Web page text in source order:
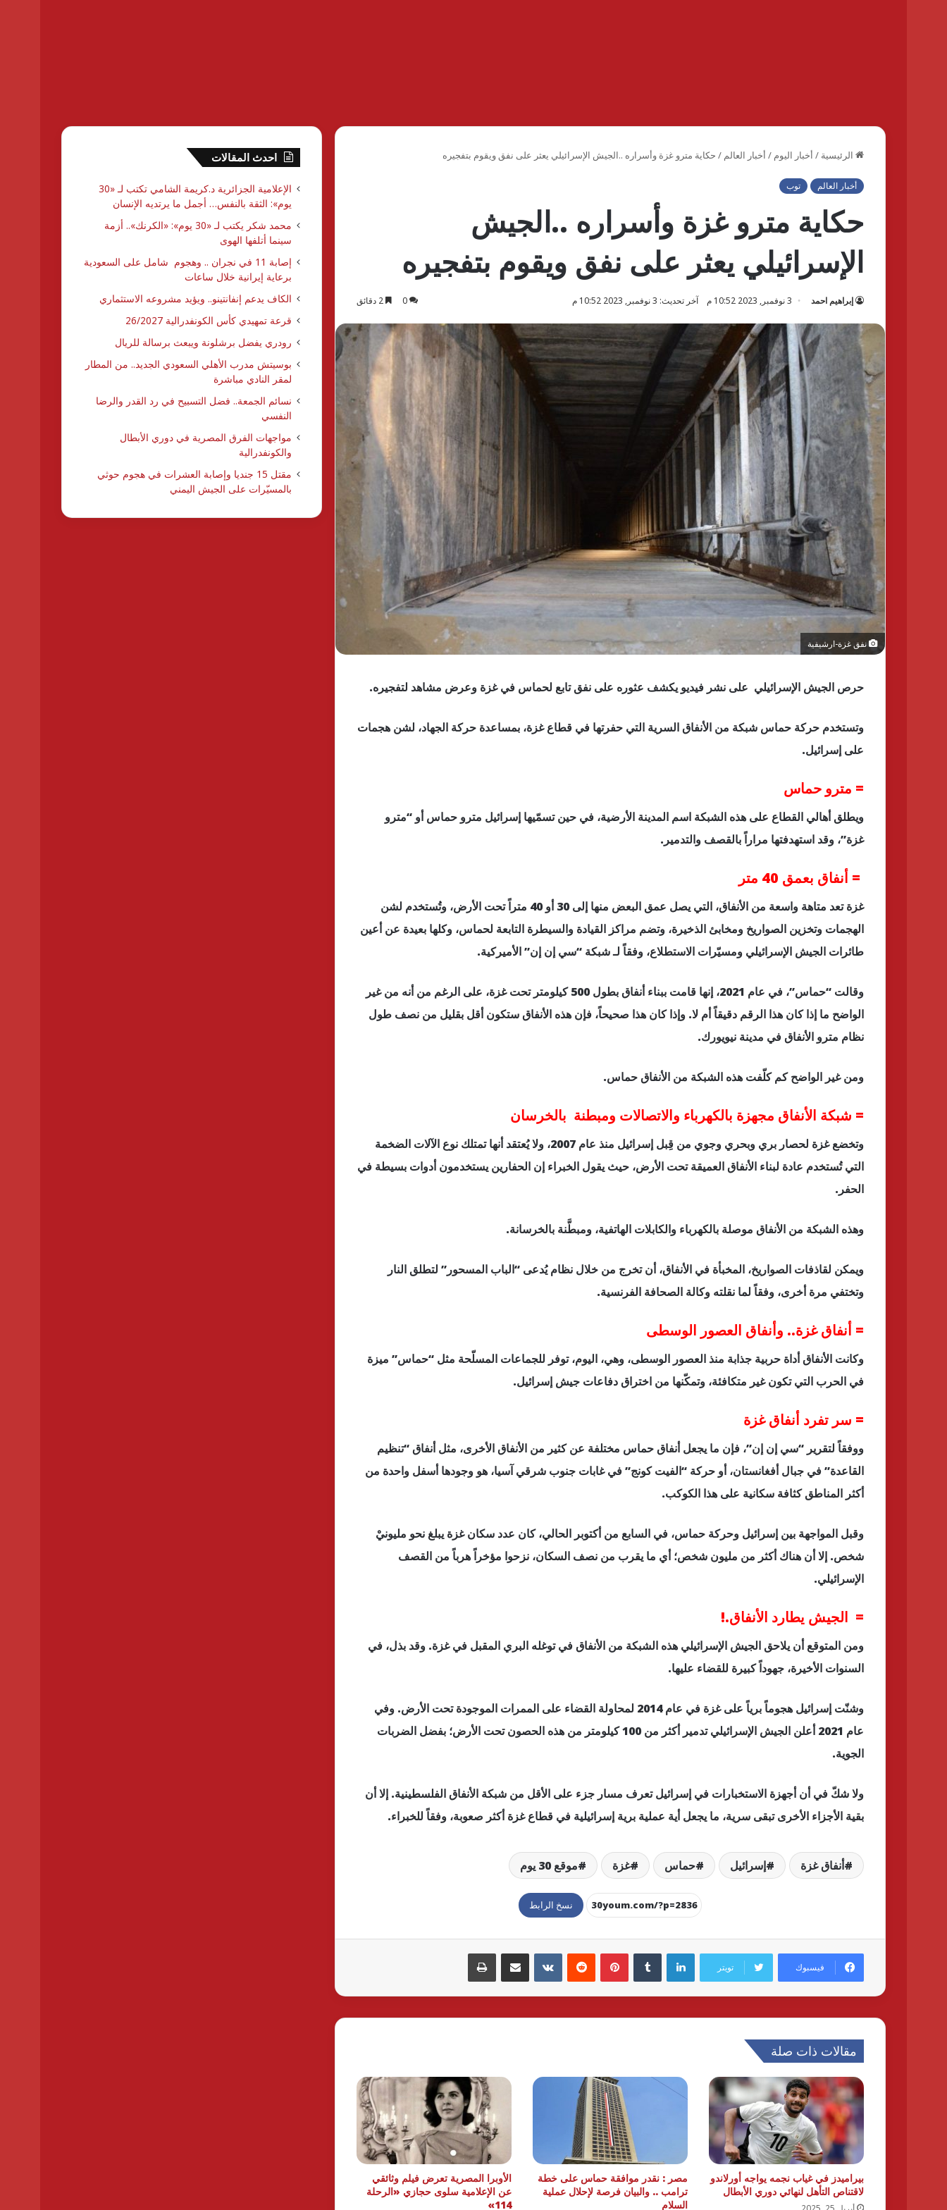
الرئيسية / أخبار اليوم / أخبار العالم / حكاية مترو غزة وأسراره ..الجيش الإسرائيلي يعثر على نفق ويقوم بتفجيره
أخبار العالم توب
حكاية مترو غزة وأسراره ..الجيش
الإسرائيلي يعثر على نفق ويقوم بتفجيره
إبراهيم احمد 3 نوفمبر, 2023 10:52 م آخر تحديث: 3 نوفمبر, 2023 10:52 م 0
نفق غزة-ارشيفية
حرص الجيش الإسرائيلي على نشر فيديو يكشف عثوره على نفق تابع لحماس في غزة وعرض مشاهد لتفجيره.
وتستخدم حركة حماس شبكة من الأنفاق السرية التي حفرتها في قطاع غزة، بمساعدة حركة الجهاد، لشن هجمات
على إسرائيل.
= مترو حماس
ويطلق أهالي القطاع على هذه الشبكة اسم المدينة الأرضية، في حين تسمّيها إسرائيل مترو حماس أو “مترو
غزة”، وقد استهدفتها مراراً بالقصف والتدمير.
= أنفاق بعمق 40 متر
غزة تعد متاهة واسعة من الأنفاق، التي يصل عمق البعض منها إلى 30 أو 40 متراً تحت الأرض، وتُستخدم لشن
الهجمات وتخزين الصواريخ ومخابئ الذخيرة، وتضم مراكز القيادة والسيطرة التابعة لحماس، وكلها بعيدة عن أعين
طائرات الجيش الإسرائيلي ومسيّرات الاستطلاع، وفقاً لـ شبكة “سي إن إن” الأميركية.
وقالت “حماس”، في عام 2021، إنها قامت ببناء أنفاق بطول 500 كيلومتر تحت غزة، على الرغم من أنه من غير
الواضح ما إذا كان هذا الرقم دقيقاً أم لا. وإذا كان هذا صحيحاً، فإن هذه الأنفاق ستكون أقل بقليل من نصف طول
نظام مترو الأنفاق في مدينة نيويورك.
ومن غير الواضح كم كلّفت هذه الشبكة من الأنفاق حماس.
= شبكة الأنفاق مجهزة بالكهرباء والاتصالات ومبطنة بالخرسان
وتخضع غزة لحصار بري وبحري وجوي من قِبل إسرائيل منذ عام 2007، ولا يُعتقد أنها تمتلك نوع الآلات الضخمة
التي تُستخدم عادة لبناء الأنفاق العميقة تحت الأرض، حيث يقول الخبراء إن الحفارين يستخدمون أدوات بسيطة في
الحفر.
وهذه الشبكة من الأنفاق موصلة بالكهرباء والكابلات الهاتفية، ومبطَّنة بالخرسانة.
ويمكن لقاذفات الصواريخ، المخبأة في الأنفاق، أن تخرج من خلال نظام يُدعى “الباب المسحور” لتطلق النار
وتختفي مرة أخرى، وفقاً لما نقلته وكالة الصحافة الفرنسية.
= أنفاق غزة.. وأنفاق العصور الوسطى
وكانت الأنفاق أداة حربية جذابة منذ العصور الوسطى، وهي، اليوم، توفر للجماعات المسلّحة مثل “حماس” ميزة
في الحرب التي تكون غير متكافئة، وتمكّنها من اختراق دفاعات جيش إسرائيل.
= سر تفرد أنفاق غزة
ووفقاً لتقرير “سي إن إن”، فإن ما يجعل أنفاق حماس مختلفة عن كثير من الأنفاق الأخرى، مثل أنفاق “تنظيم
القاعدة” في جبال أفغانستان، أو حركة “الفيت كونج” في غابات جنوب شرقي آسيا، هو وجودها أسفل واحدة من
أكثر المناطق كثافة سكانية على هذا الكوكب.
وقبل المواجهة بين إسرائيل وحركة حماس، في السابع من أكتوبر الحالي، كان عدد سكان غزة يبلغ نحو مليونيْ
شخص. إلا أن هناك أكثر من مليون شخص؛ أي ما يقرب من نصف السكان، نزحوا مؤخراً هرباً من القصف
الإسرائيلي.
= الجيش يطارد الأنفاق.!
ومن المتوقع أن يلاحق الجيش الإسرائيلي هذه الشبكة من الأنفاق في توغله البري المقبل في غزة. وقد بذل، في
السنوات الأخيرة، جهوداً كبيرة للقضاء عليها.
وشنّت إسرائيل هجوماً برياً على غزة في عام 2014 لمحاولة القضاء على الممرات الموجودة تحت الأرض. وفي
عام 2021 أعلن الجيش الإسرائيلي تدمير أكثر من 100 كيلومتر من هذه الحصون تحت الأرض؛ بفضل الضربات
الجوية.
ولا شكّ في أن أجهزة الاستخبارات في إسرائيل تعرف مسار جزء على الأقل من شبكة الأنفاق الفلسطينية. إلا أن
بقية الأجزاء الأخرى تبقى سرية، ما يجعل أية عملية برية إسرائيلية في قطاع غزة أكثر صعوبة، وفقاً للخبراء.
أنفاق غزة إسرائيل حماس غزة موقع 30 يوم
نسخ الرابط
فيسبوك تويتر
لينكدإن بينتيريست مشاركة عبر البريد طباعة
مقالات ذات صلة
بيراميدز في غياب نجمه يواجه أورلاندو
لاقتناص التأهل لنهائي دوري الأبطال
مصر : نقدر موافقة حماس على خطة
ترامب .. والبيان فرصة لإحلال عملية
السلام
الأوبرا المصرية تعرض فيلم وثائقي
عن الإعلامية سلوى حجازي «الرحلة
114»
احدث المقالات
الإعلامية الجزائرية د.كريمة الشامي تكتب لـ «30
يوم»: الثقة بالنفس… أجمل ما يرتديه الإنسان
محمد شكر يكتب لـ «30 يوم»: «الكرنك».. أزمة
سينما أتلفها الهوى
إصابة 11 في نجران .. وهجوم شامل على السعودية
برعاية إيرانية خلال ساعات
الكاف يدعم إنفانتينو.. ويؤيد مشروعه الاستثماري
قرعة تمهيدي كأس الكونفدرالية 26/2027
رودري يفضل برشلونة ويبعث برسالة للريال
بوسيتش مدرب الأهلي السعودي الجديد.. من المطار
لمقر النادي مباشرة
نسائم الجمعة.. فضل التسبيح في رد القدر والرضا
النفسي
مواجهات الفرق المصرية في دوري الأبطال
والكونفدرالية
مقتل 15 جنديا وإصابة العشرات في هجوم حوثي
بالمسيّرات على الجيش اليمني